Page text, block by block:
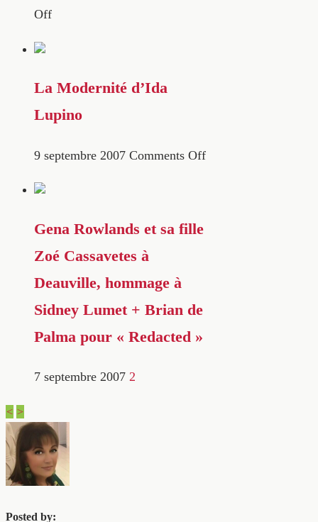
Off
La Modernité d’Ida
Lupino
9 septembre 2007 Comments Off
Gena Rowlands et sa fille
Zoé Cassavetes à
Deauville, hommage à
Sidney Lumet + Brian de
Palma pour « Redacted »
7 septembre 2007 2
< >
Posted by: